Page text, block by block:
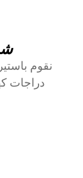
نقوم